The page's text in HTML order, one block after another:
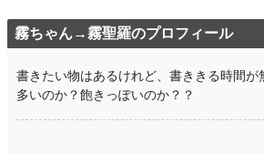
月間ポイント 14 pt (108,258 位)
年間ポイント 245 pt (121,047 位)
累計ポイント 2,218 pt (160,947 位)
霧ちゃん→霧聖羅のプロフィール
書きたい物はあるけれど、書ききる時間が
多いのか？飽きっぽいのか？？